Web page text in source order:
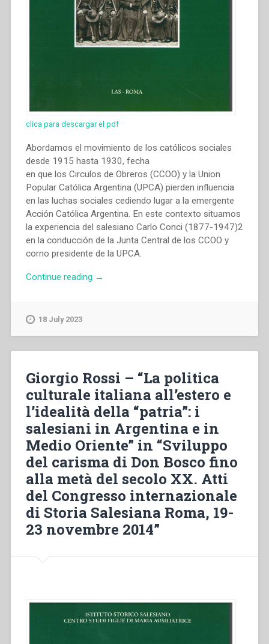
clica para descargar el pdf
Abordamos el movimiento de los católicos sociales
desde 1915 hasta 1930, fecha
en que los Circulos de Obreros (CCOO) y la Union
Popular Católica Argentina (UPCA) pierden influencia
en las luchas sociales cediendo lugar a la emergente
Acción Católica Argentina. En este contexto situamos
la experiencia del salesiano Carlo Conci (1877-1947)2
en la conducción de la Junta Central de los CCOO y
corno presidente de la UPCA.
Continue reading “Iván
y
movimiento
obrero
en
Argentina
(1915-
1930)
in
“Sviluppo
del
carisma
di
secolo
→
18 July 2023
Giorgio Rossi – “La politica
culturale italiana all’estero e
l’idealità della “patria”: i
salesiani in Argentina e in
Medio Oriente” in “Sviluppo
del carisma di Don Bosco fino
alla metà del secolo XX. Atti
del Congresso internazionale
di Storia Salesiana Roma, 19-
23 novembre 2014”